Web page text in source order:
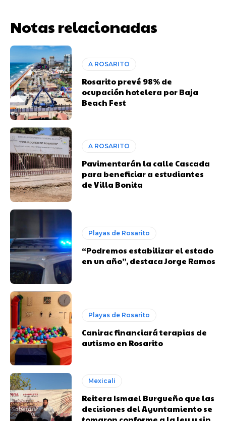
Notas relacionadas
A ROSARITO
Rosarito prevé 98% de
ocupación hotelera por Baja
Beach Fest
A ROSARITO
Pavimentarán la calle Cascada
para beneficiar a estudiantes
de Villa Bonita
Playas de Rosarito
“Podremos estabilizar el estado
en un año”, destaca Jorge Ramos
Playas de Rosarito
Canirac financiará terapias de
autismo en Rosarito
Mexicali
Reitera Ismael Burgueño que las
decisiones del Ayuntamiento se